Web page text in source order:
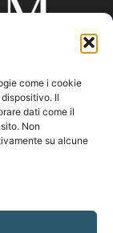
come i cookie
Il
dati come il
Non
su alcune